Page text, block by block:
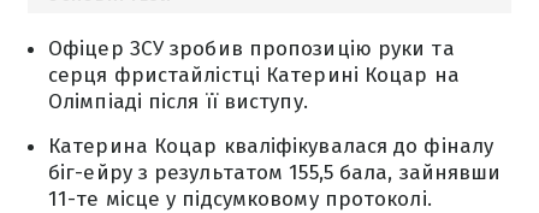
Офіцер ЗСУ зробив пропозицію руки та
серця фристайлістці Катерині Коцар на
Олімпіаді після її виступу.
Катерина Коцар кваліфікувалася до фіналу
біг-ейру з результатом 155,5 бала, зайнявши
11-те місце у підсумковому протоколі.